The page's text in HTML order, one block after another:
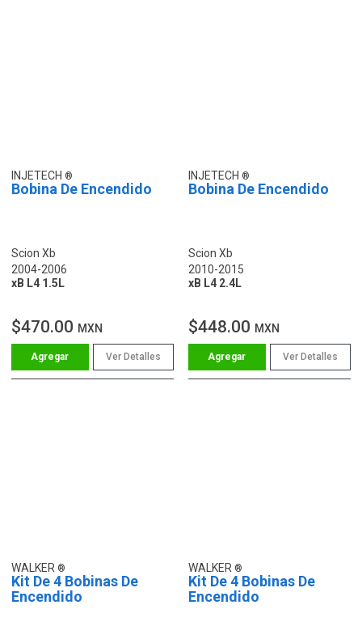
INJETECH
Bobina De Encendido
Scion Xb
2004-2006
xB L4 1.5L
$470.00 MXN
Ver Detalles
INJETECH
Bobina De Encendido
Scion Xb
2010-2015
xB L4 2.4L
$448.00 MXN
Ver Detalles
WALKER
Kit De 4 Bobinas De
Encendido
WALKER
Kit De 4 Bobinas De
Encendido